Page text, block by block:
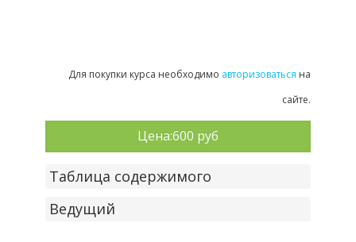
Для покупки курса необходимо авторизоваться на
сайте.
Цена:600 руб
Таблица содержимого
Ведущий